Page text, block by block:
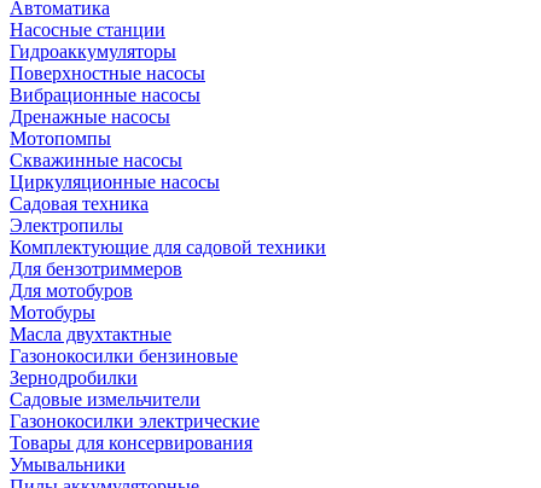
Автоматика
Насосные станции
Гидроаккумуляторы
Поверхностные насосы
Вибрационные насосы
Дренажные насосы
Мотопомпы
Скважинные насосы
Циркуляционные насосы
Садовая техника
Электропилы
Комплектующие для садовой техники
Для бензотриммеров
Для мотобуров
Мотобуры
Масла двухтактные
Газонокосилки бензиновые
Зернодробилки
Садовые измельчители
Газонокосилки электрические
Товары для консервирования
Умывальники